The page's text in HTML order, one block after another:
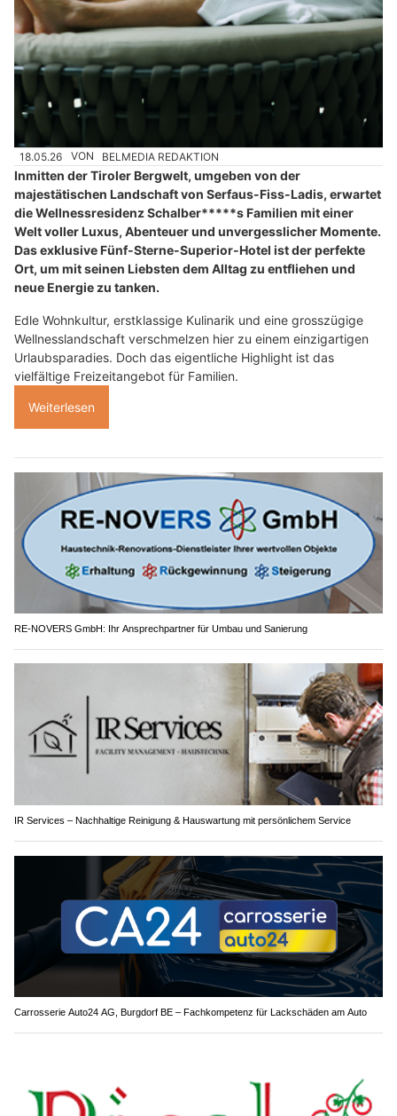
18.05.26 VON BELMEDIA REDAKTION
Inmitten der Tiroler Bergwelt, umgeben von der
majestätischen Landschaft von Serfaus-Fiss-Ladis, erwartet
die Wellnessresidenz Schalber*****s Familien mit einer
Welt voller Luxus, Abenteuer und unvergesslicher Momente.
Das exklusive Fünf-Sterne-Superior-Hotel ist der perfekte
Ort, um mit seinen Liebsten dem Alltag zu entfliehen und
neue Energie zu tanken.
Edle Wohnkultur, erstklassige Kulinarik und eine grosszügige
Wellnesslandschaft verschmelzen hier zu einem einzigartigen
Urlaubsparadies. Doch das eigentliche Highlight ist das
vielfältige Freizeitangebot für Familien.
Weiterlesen
RE-NOVERS GmbH: Ihr Ansprechpartner für Umbau und Sanierung
IR Services – Nachhaltige Reinigung & Hauswartung mit persönlichem Service
Carrosserie Auto24 AG, Burgdorf BE – Fachkompetenz für Lackschäden am Auto